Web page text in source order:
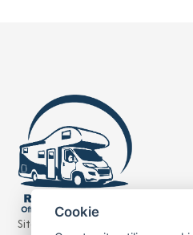
Sito realizzato da
Cookie